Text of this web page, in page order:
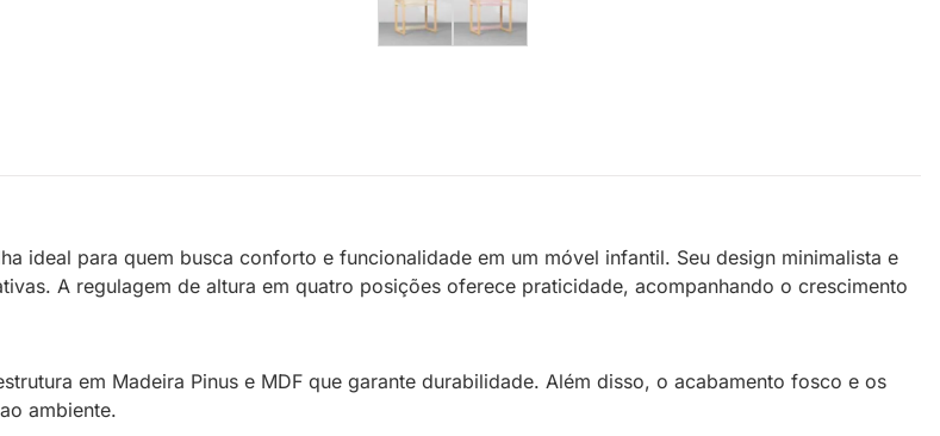
ideal para quem busca conforto e funcionalidade em um móvel infantil. Seu design minimalista e
A regulagem de altura em quatro posições oferece praticidade, acompanhando o crescimento
em Madeira Pinus e MDF que garante durabilidade. Além disso, o acabamento fosco e os
ambiente.